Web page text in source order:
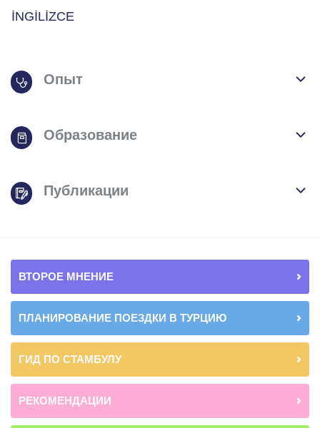
İNGİLİZCE
Опыт
Образование
Публикации
ВТОРОЕ МНЕНИЕ
ПЛАНИРОВАНИЕ ПОЕЗДКИ В ТУРЦИЮ
ГИД ПО СТАМБУЛУ
РЕКОМЕНДАЦИИ